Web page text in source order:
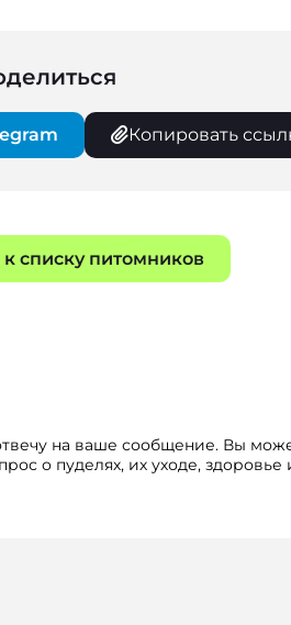
Копировать
к списку питомников
на ваше сообщение. Вы
о пуделях, их уходе,